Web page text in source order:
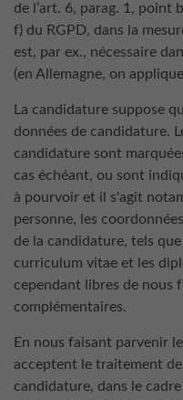
de l’art. 6, parag. 1, point
f) du RGPD, dans la
est, par ex., nécessaire
(en Allemagne, on
La candidature suppose
données de candidature.
candidature sont
cas échéant, ou sont
à pourvoir et il s'agit
personne, les
de la candidature, tels
curriculum vitae et les
cependant libres de nous
complémentaires.
En nous faisant parvenir
acceptent le traitement
candidature, dans le